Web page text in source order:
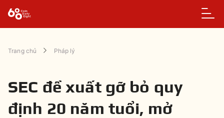
Trang chủ Pháp lý
SEC đề xuất gỡ bỏ quy
định 20 năm tuổi, mở